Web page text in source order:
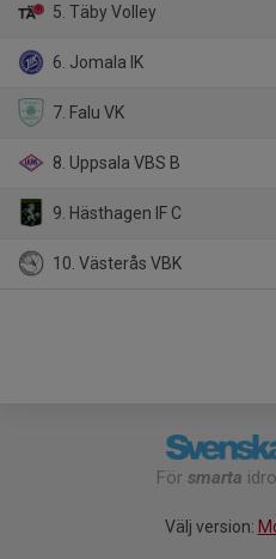
5. Täby Volley
6. Jomala IK
7. Falu VK
8. Uppsala VBS B
9. Hästhagen IF C
10. Västerås VBK
För smarta
Välj version: